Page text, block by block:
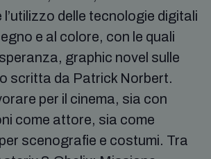
delle tecnologie digitali
e al colore, con le quali
graphic novel sulle
scritta da Patrick Norbert.
per il cinema, sia con
come attore, sia come
scenografie e costumi. Tra